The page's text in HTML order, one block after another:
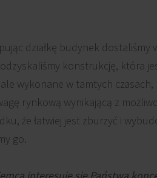
działkę budynek dostaliśmy
konstrukcję, która
wykonane w tamtych
rynkową wynikającą z
że łatwiej jest zburzyć i
go.
interesuje się Państwa